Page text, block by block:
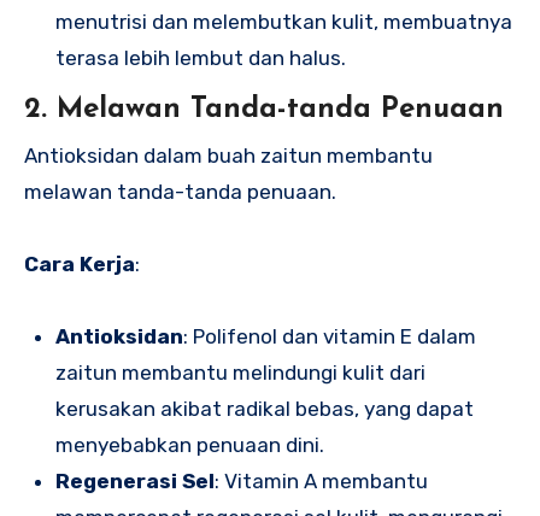
menutrisi dan melembutkan kulit, membuatnya
terasa lebih lembut dan halus.
2. Melawan Tanda-tanda Penuaan
Antioksidan dalam buah zaitun membantu
melawan tanda-tanda penuaan.
Cara Kerja:
Antioksidan: Polifenol dan vitamin E dalam
zaitun membantu melindungi kulit dari
kerusakan akibat radikal bebas, yang dapat
menyebabkan penuaan dini.
Regenerasi Sel: Vitamin A membantu